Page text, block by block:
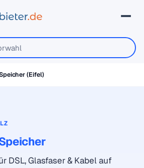
(Eifel)
DSL, Glasfaser & Kabel auf